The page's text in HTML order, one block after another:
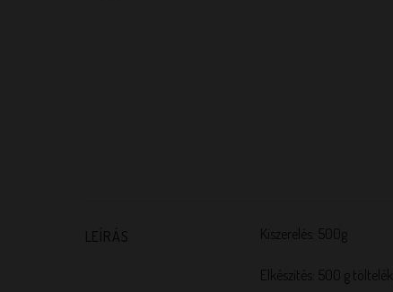
LEÍRÁS Kiszerelés: 500g
Elkészítés: 500 g